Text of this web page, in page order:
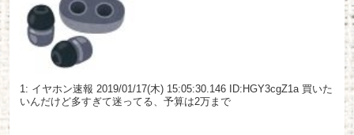
1: イヤホン速報 2019/01/17(木) 15:05:30.146 ID:HGY3cgZ1a 買いた
いんだけど多すぎて迷ってる、予算は2万まで